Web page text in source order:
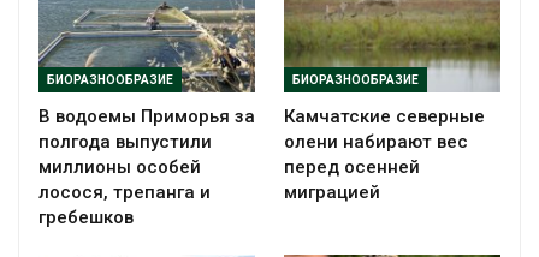
БИОРАЗНООБРАЗИЕ
В водоемы Приморья за
полгода выпустили
миллионы особей
лосося, трепанга и
гребешков
БИОРАЗНООБРАЗИЕ
Камчатские северные
олени набирают вес
перед осенней
миграцией